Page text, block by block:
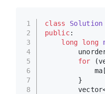
1
2
3
4
5
6
7
8
class Solution
public:
long
long
for
        }